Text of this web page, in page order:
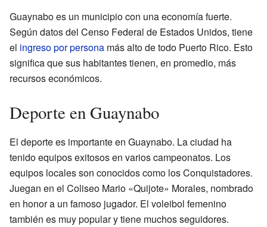
Guaynabo es un municipio con una economía fuerte.
Según datos del Censo Federal de Estados Unidos, tiene
el ingreso por persona más alto de todo Puerto Rico. Esto
significa que sus habitantes tienen, en promedio, más
recursos económicos.
Deporte en Guaynabo
El deporte es importante en Guaynabo. La ciudad ha
tenido equipos exitosos en varios campeonatos. Los
equipos locales son conocidos como los Conquistadores.
Juegan en el Coliseo Mario «Quijote» Morales, nombrado
en honor a un famoso jugador. El voleibol femenino
también es muy popular y tiene muchos seguidores.